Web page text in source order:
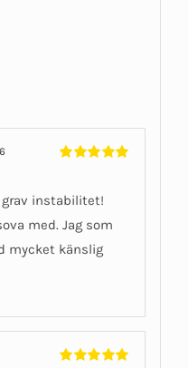
grav instabilitet!
med. Jag som
mycket känslig